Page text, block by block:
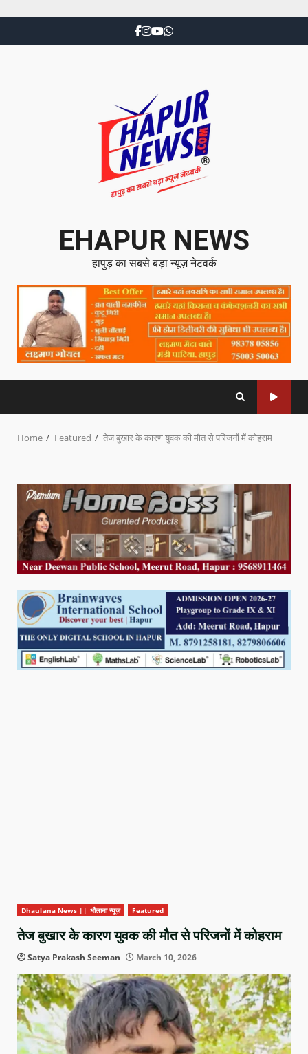
EHAPUR NEWS
हापुड़ का सबसे बड़ा न्यूज़ नेटवर्क
Home Featured तेज बुखार के कारण युवक की मौत से परिजनों में कोहराम
Dhaulana News || धौलाना न्यूज़ Featured
तेज बुखार के कारण युवक की मौत से परिजनों में कोहराम
Satya Prakash Seeman March 10, 2026